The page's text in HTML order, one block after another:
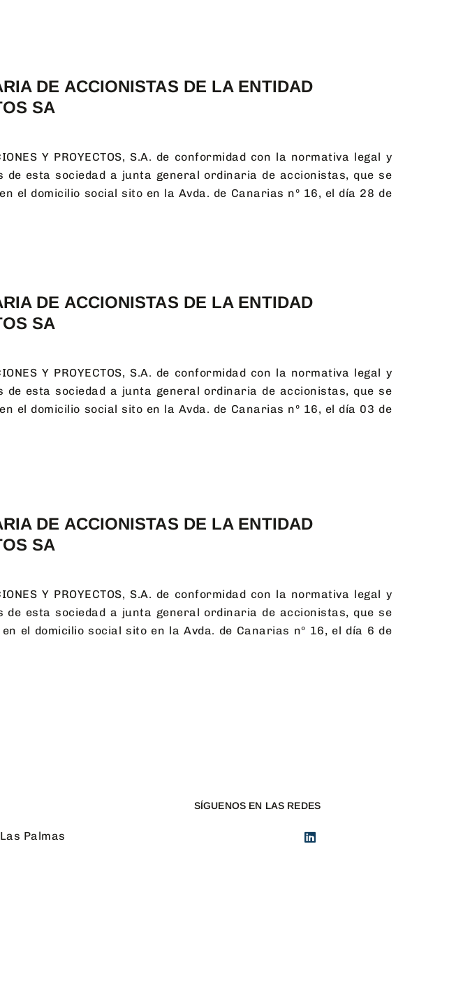
DE ACCIONISTAS DE LA ENTIDAD
SA
Y PROYECTOS, S.A. de conformidad con la normativa legal y
esta sociedad a junta general ordinaria de accionistas, que se
el domicilio social sito en la Avda. de Canarias nº 16, el día 28 de
DE ACCIONISTAS DE LA ENTIDAD
SA
Y PROYECTOS, S.A. de conformidad con la normativa legal y
esta sociedad a junta general ordinaria de accionistas, que se
el domicilio social sito en la Avda. de Canarias nº 16, el día 03 de
DE ACCIONISTAS DE LA ENTIDAD
SA
Y PROYECTOS, S.A. de conformidad con la normativa legal y
esta sociedad a junta general ordinaria de accionistas, que se
el domicilio social sito en la Avda. de Canarias nº 16, el día 6 de
Palmas
SÍGUENOS EN LAS REDES